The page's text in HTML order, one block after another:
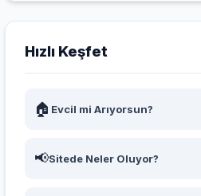
Hızlı Keşfet
🏠 Evcil mi Arıyorsun?
📢Sitede Neler Oluyor?